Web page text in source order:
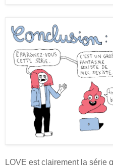
LOVE est clairement la série